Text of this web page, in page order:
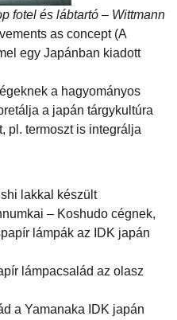
fotel és lábtartó – Wittmann
as concept (A
egy Japánban kiadott
a hagyományos
a japán tárgykultúra
pl. termoszt is integrálja
lakkal készült
– Koshudo cégnek,
lámpák az IDK japán
lámpacsalád az olasz
a Yamanaka IDK japán